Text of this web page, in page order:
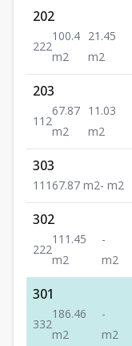
202
222
100.4
m2
21.45
m2
203
1 1 2
67.87
m2
11.03
m2
303
1 1 1 67.87 m2- m2
302
222
111.45
m2
-
m2
301
332
186.46
m2
-
m2